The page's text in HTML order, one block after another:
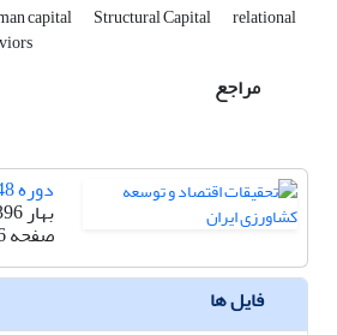
capital Structural Capital relational
مراجع
دوره 48، شماره 1
بهار 1396
صفحه
فایل ها